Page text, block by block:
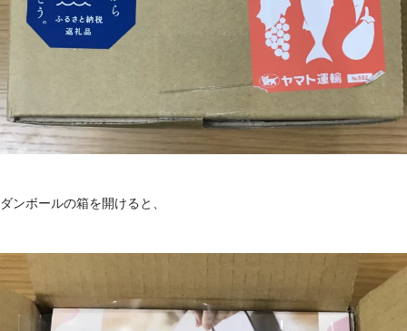
ダンボールの箱を開けると、